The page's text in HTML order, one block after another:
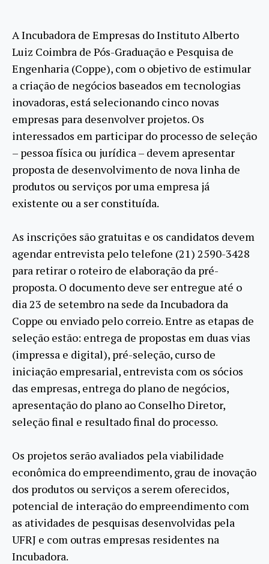
A Incubadora de Empresas do Instituto Alberto
Luiz Coimbra de Pós-Graduação e Pesquisa de
Engenharia (Coppe), com o objetivo de estimular
a criação de negócios baseados em tecnologias
inovadoras, está selecionando cinco novas
empresas para desenvolver projetos. Os
interessados em participar do processo de seleção
– pessoa física ou jurídica – devem apresentar
proposta de desenvolvimento de nova linha de
produtos ou serviços por uma empresa já
existente ou a ser constituída.
As inscrições são gratuitas e os candidatos devem
agendar entrevista pelo telefone (21) 2590-3428
para retirar o roteiro de elaboração da pré-
proposta. O documento deve ser entregue até o
dia 23 de setembro na sede da Incubadora da
Coppe ou enviado pelo correio. Entre as etapas de
seleção estão: entrega de propostas em duas vias
(impressa e digital), pré-seleção, curso de
iniciação empresarial, entrevista com os sócios
das empresas, entrega do plano de negócios,
apresentação do plano ao Conselho Diretor,
seleção final e resultado final do processo.
Os projetos serão avaliados pela viabilidade
econômica do empreendimento, grau de inovação
dos produtos ou serviços a serem oferecidos,
potencial de interação do empreendimento com
as atividades de pesquisas desenvolvidas pela
UFRJ e com outras empresas residentes na
Incubadora.